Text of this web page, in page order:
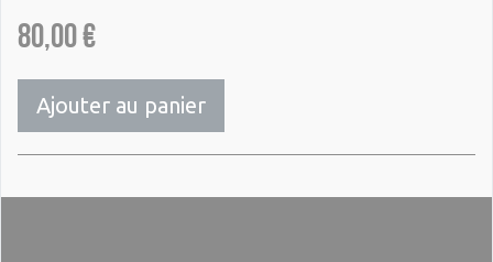
80,00€
Ajouter au panier